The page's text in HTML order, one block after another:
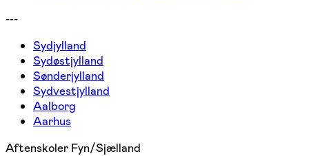
---
Sydjylland
Sydøstjylland
Sønderjylland
Sydvestjylland
Aalborg
Aarhus
Aftenskoler Fyn/Sjælland